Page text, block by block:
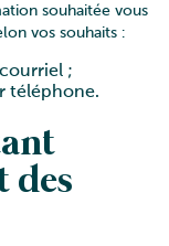
souhaitée vous
vos souhaits :
;
téléphone.
des